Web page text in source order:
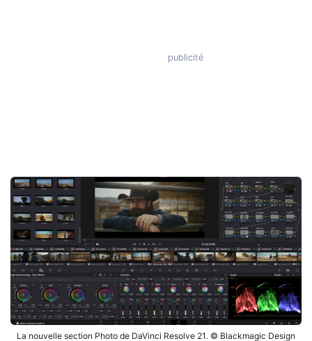
La nouvelle section Photo de DaVinci Resolve 21. © Blackmagic Design